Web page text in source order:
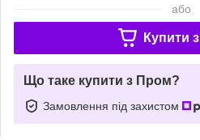
або
Купити з
Що таке купити з Пром?
Замовлення під захистом